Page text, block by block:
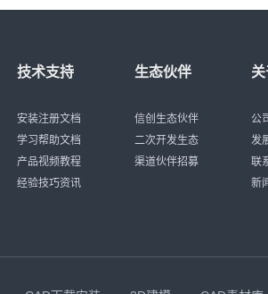
技术支持
安装注册文档
学习帮助文档
产品视频教程
经验技巧资讯
生态伙伴
信创生态伙伴
二次开发生态
渠道伙伴招募
公
发
联
新